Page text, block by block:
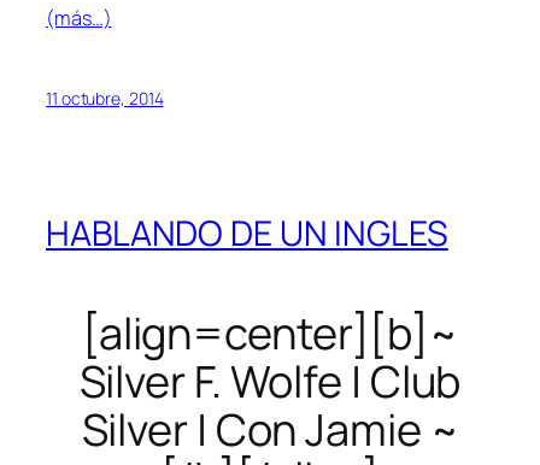
(más…)
11 octubre, 2014
HABLANDO DE UN INGLES
[align=center][b]~
Silver F. Wolfe | Club
Silver | Con Jamie ~